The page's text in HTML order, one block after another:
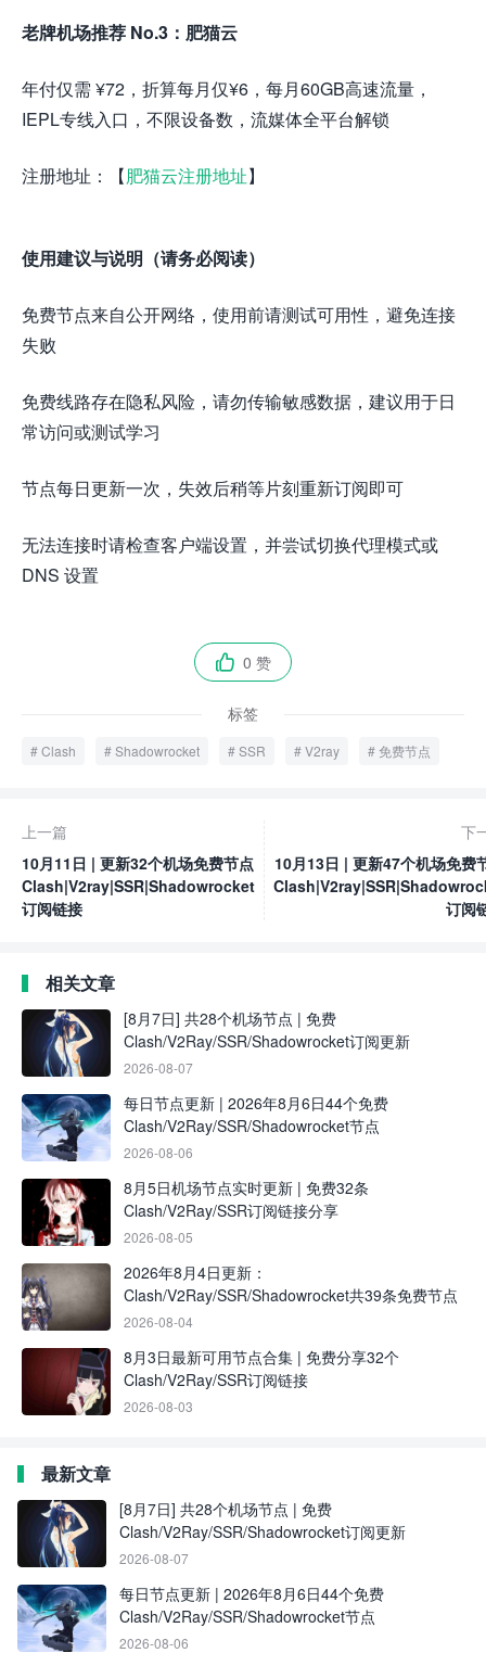
老牌机场推荐 No.3：肥猫云
年付仅需 ¥72，折算每月仅¥6，每月60GB高速流量，
IEPL专线入口，不限设备数，流媒体全平台解锁
注册地址：【肥猫云注册地址】
使用建议与说明（请务必阅读）
免费节点来自公开网络，使用前请测试可用性，避免连接
失败
免费线路存在隐私风险，请勿传输敏感数据，建议用于日
常访问或测试学习
节点每日更新一次，失效后稍等片刻重新订阅即可
无法连接时请检查客户端设置，并尝试切换代理模式或
DNS 设置
 0 赞
标签
Clash Shadowrocket SSR V2ray 免费节点
上一篇
10月11日 | 更新32个机场免费节点
Clash|V2ray|SSR|Shadowrocket
订阅链接
下
10月13日 | 更新47个机场免费
订阅
相关文章
[8月7日] 共28个机场节点 | 免费
Clash/V2Ray/SSR/Shadowrocket订阅更新
2026-08-07
每日节点更新 | 2026年8月6日44个免费
Clash/V2Ray/SSR/Shadowrocket节点
2026-08-06
8月5日机场节点实时更新 | 免费32条
Clash/V2Ray/SSR订阅链接分享
2026-08-05
2026年8月4日更新：
Clash/V2Ray/SSR/Shadowrocket共39条免费节点
2026-08-04
8月3日最新可用节点合集 | 免费分享32个
Clash/V2Ray/SSR订阅链接
2026-08-03
最新文章
[8月7日] 共28个机场节点 | 免费
Clash/V2Ray/SSR/Shadowrocket订阅更新
2026-08-07
每日节点更新 | 2026年8月6日44个免费
Clash/V2Ray/SSR/Shadowrocket节点
2026-08-06